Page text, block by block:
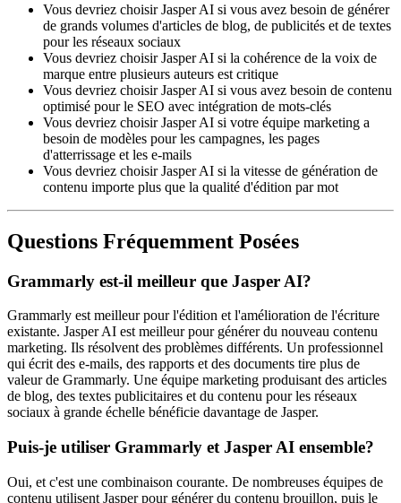
Vous devriez choisir Jasper AI si vous avez besoin de générer
de grands volumes d'articles de blog, de publicités et de textes
pour les réseaux sociaux
Vous devriez choisir Jasper AI si la cohérence de la voix de
marque entre plusieurs auteurs est critique
Vous devriez choisir Jasper AI si vous avez besoin de contenu
optimisé pour le SEO avec intégration de mots-clés
Vous devriez choisir Jasper AI si votre équipe marketing a
besoin de modèles pour les campagnes, les pages
d'atterrissage et les e-mails
Vous devriez choisir Jasper AI si la vitesse de génération de
contenu importe plus que la qualité d'édition par mot
Questions Fréquemment Posées
Grammarly est-il meilleur que Jasper AI?
Grammarly est meilleur pour l'édition et l'amélioration de l'écriture
existante. Jasper AI est meilleur pour générer du nouveau contenu
marketing. Ils résolvent des problèmes différents. Un professionnel
qui écrit des e-mails, des rapports et des documents tire plus de
valeur de Grammarly. Une équipe marketing produisant des articles
de blog, des textes publicitaires et du contenu pour les réseaux
sociaux à grande échelle bénéficie davantage de Jasper.
Puis-je utiliser Grammarly et Jasper AI ensemble?
Oui, et c'est une combinaison courante. De nombreuses équipes de
contenu utilisent Jasper pour générer du contenu brouillon, puis le